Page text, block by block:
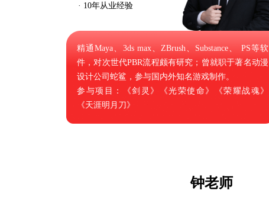
· 10年从业经验
精通Maya、3ds max、ZBrush、Substance、 PS等软
件，对次世代PBR流程颇有研究；曾就职于著名动漫
设计公司蛇鲨，参与国内外知名游戏制作。
参与项目：《剑灵》《光荣使命》《荣耀战魂》
《天涯明月刀》
钟老师